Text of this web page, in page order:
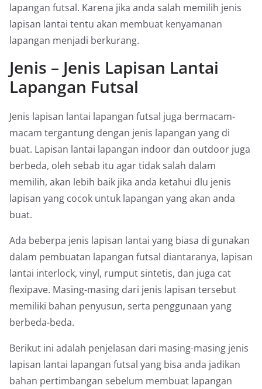
lapangan futsal. Karena jika anda salah memilih jenis
lapisan lantai tentu akan membuat kenyamanan
lapangan menjadi berkurang.
Jenis – Jenis Lapisan Lantai
Lapangan Futsal
Jenis lapisan lantai lapangan futsal juga bermacam-
macam tergantung dengan jenis lapangan yang di
buat. Lapisan lantai lapangan indoor dan outdoor juga
berbeda, oleh sebab itu agar tidak salah dalam
memilih, akan lebih baik jika anda ketahui dlu jenis
lapisan yang cocok untuk lapangan yang akan anda
buat.
Ada beberpa jenis lapisan lantai yang biasa di gunakan
dalam pembuatan lapangan futsal diantaranya, lapisan
lantai interlock, vinyl, rumput sintetis, dan juga cat
flexipave. Masing-masing dari jenis lapisan tersebut
memiliki bahan penyusun, serta penggunaan yang
berbeda-beda.
Berikut ini adalah penjelasan dari masing-masing jenis
lapisan lantai lapangan futsal yang bisa anda jadikan
bahan pertimbangan sebelum membuat lapangan